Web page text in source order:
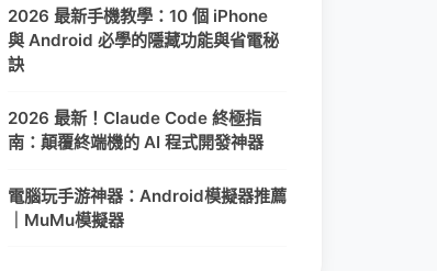
2026 最新手機教學：10 個 iPhone
與 Android 必學的隱藏功能與省電秘
訣
2026 最新！Claude Code 終極指
南：顛覆終端機的 AI 程式開發神器
電腦玩手游神器：Android模擬器推薦
｜MuMu模擬器